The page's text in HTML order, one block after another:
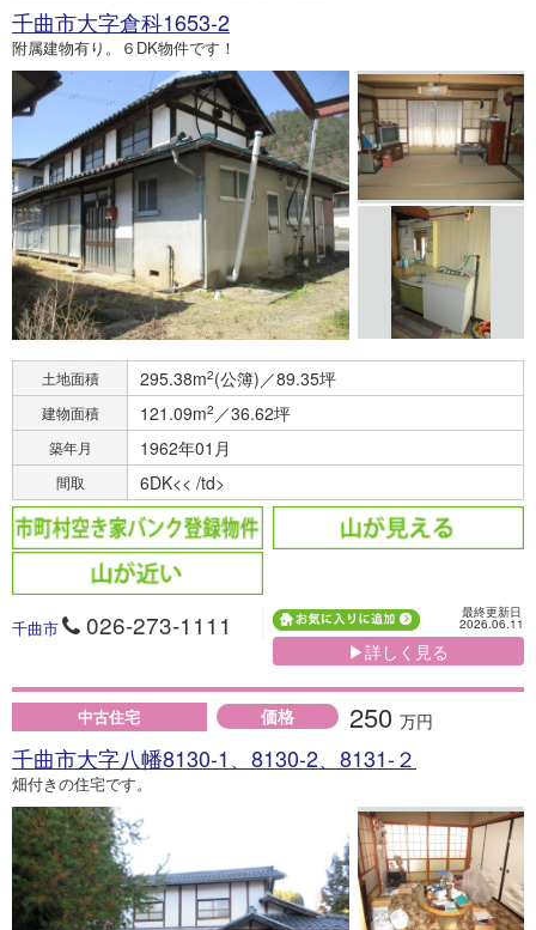
千曲市大字倉科1653-2
附属建物有り。６DK物件です！
土地面積 295.38m2(公簿)／89.35坪
建物面積 121.09m2 ／36.62坪
築年月 1962年01月
間取 6DK<< /td>
千曲市 026-273-1111 最終更新日
2026.06.11
▶詳しく見る
中古住宅 価格 250 万円
千曲市大字八幡8130-1、8130-2、8131-２
畑付きの住宅です。